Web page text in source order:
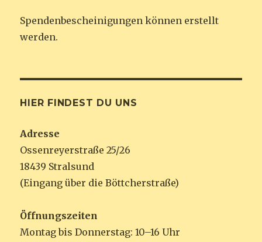
Spendenbescheinigungen können erstellt
werden.
HIER FINDEST DU UNS
Adresse
Ossenreyerstraße 25/26
18439 Stralsund
(Eingang über die Böttcherstraße)
Öffnungszeiten
Montag bis Donnerstag: 10–16 Uhr